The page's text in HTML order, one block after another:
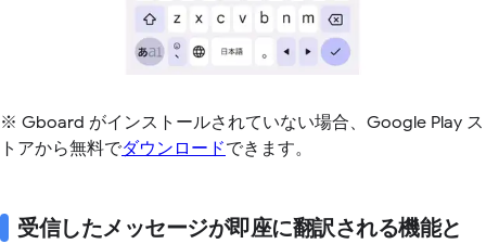
※ Gboard がインストールされていない場合、Google Play ス
トアから無料でダウンロードできます。
受信したメッセージが即座に翻訳される機能と